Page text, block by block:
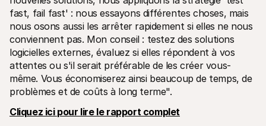
fast, fail fast' : nous essayons différentes choses, mais
nous osons aussi les arrêter rapidement si elles ne nous
conviennent pas. Mon conseil : testez des solutions
logicielles externes, évaluez si elles répondent à vos
attentes ou s'il serait préférable de les créer vous-
même. Vous économiserez ainsi beaucoup de temps, de
problèmes et de coûts à long terme".
Cliquez ici pour lire le rapport complet